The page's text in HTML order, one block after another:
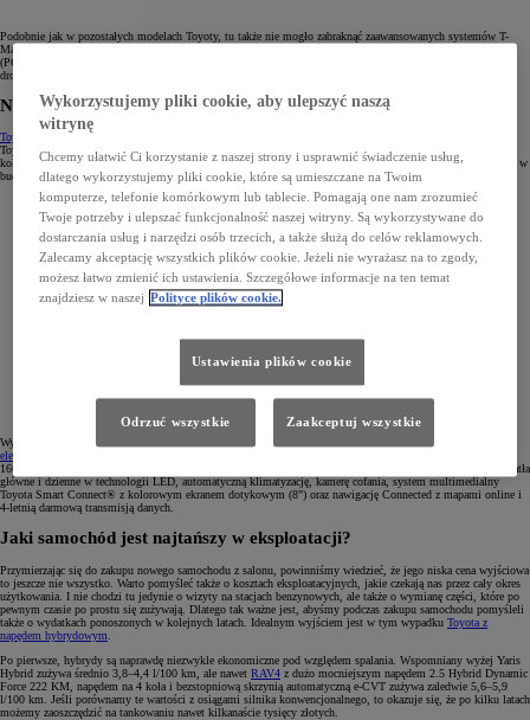
Podobnie jak w pozostałych modelach Toyoty, tu także nie mogło zabraknąć zaawansowanych systemów T-
Mate, w tym: asystenta utrzymania pasa ruchu (LTA), układu wczesnego reagowania w razie ryzyka zderzenia
(PCS) z systemem wykrywania pieszych, rowerzystów i motocyklistów i układu rozpoznawania znaków
drogowych (RSA) oraz systemu wykrywania zmęczenia kierowcy (SWS).
Najtańsze auto elektryczne Toyoty
Toyota bZ4X
Toyoty, ale również najtańszym SUV-em tej marki, który został dodatkowo wyposażony w napęd na cztery
koła. To idealne połączenie luksusu i praktyczności korzystające z ponad dwóch dekad doświadczenia Toyoty w
budowaniu zelektryfikowanych napędów.
Wyceniona na 193 900 zł wersja Comfort może być zakupiona z dużym
elektryk
166 900 zł. W tej cenie oprócz innowacyjnego napędu możemy liczyć na stylowe 18" felgi aluminiowe, światła
główne i dzienne w technologii LED, automatyczną klimatyzację, kamerę cofania, system multimedialny
Toyota Smart Connect® z kolorowym ekranem dotykowym (8") oraz nawigację Connected z mapami online i
4-letnią darmową transmisją danych.
Jaki samochód jest najtańszy w eksploatacji?
Przymierzając się do zakupu nowego samochodu z salonu, powinniśmy wiedzieć, że jego niska cena wyjściowa
to jeszcze nie wszystko. Warto pomyśleć także o kosztach eksploatacyjnych, jakie czekają nas przez cały okres
użytkowania. I nie chodzi tu jedynie o wizyty na stacjach benzynowych, ale także o wymianę części, które po
pewnym czasie po prostu się zużywają. Dlatego tak ważne jest, abyśmy podczas zakupu samochodu pomyśleli
także o wydatkach ponoszonych w kolejnych latach. Idealnym wyjściem jest w tym wypadku Toyota z
napędem hybrydowym
Po pierwsze, hybrydy są naprawdę niezwykle ekonomiczne pod względem spalania. Wspomniany wyżej Yaris
Hybrid zużywa średnio 3,8–4,4 l/100 km, ale nawet RAV4 z dużo mocniejszym napędem 2.5 Hybrid Dynamic
Force 222 KM, napędem na 4 koła i bezstopniową skrzynią automatyczną e-CVT zużywa zaledwie 5,6–5,9
l/100 km. Jeśli porównamy te wartości z osiągami silnika konwencjonalnego, to okazuje się, że po kilku latach
możemy zaoszczędzić na tankowaniu nawet kilkanaście tysięcy złotych.
Wykorzystujemy pliki cookie, aby ulepszyć naszą
witrynę
Chcemy ułatwić Ci korzystanie z naszej strony i usprawnić świadczenie usług,
dlatego wykorzystujemy pliki cookie, które są umieszczane na Twoim
komputerze, telefonie komórkowym lub tablecie. Pomagają one nam zrozumieć
Twoje potrzeby i ulepszać funkcjonalność naszej witryny. Są wykorzystywane do
dostarczania usług i narzędzi osób trzecich, a także służą do celów reklamowych.
Zalecamy akceptację wszystkich plików cookie. Jeżeli nie wyrażasz na to zgody,
możesz łatwo zmienić ich ustawienia. Szczegółowe informacje na ten temat
znajdziesz w naszej Polityce plików cookie.
Ustawienia plików cookie
Odrzuć wszystkie Zaakceptuj wszystkie